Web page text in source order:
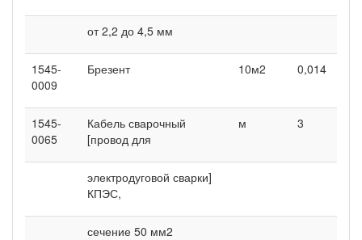
от 2,2 до 4,5 мм
1545-
0009
Брезент 10м2 0,014
1545-
0065
Кабель сварочный
[провод для
м 3
электродуговой сварки]
КПЭС,
сечение 50 мм2